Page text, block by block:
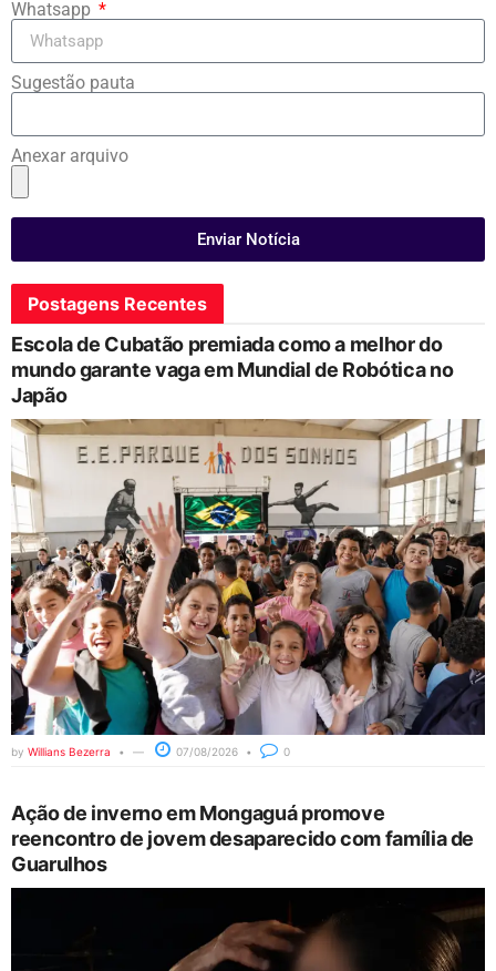
Whatsapp
Sugestão pauta
Anexar arquivo
Enviar Notícia
Postagens Recentes
Escola de Cubatão premiada como a melhor do
mundo garante vaga em Mundial de Robótica no
Japão
by Willians Bezerra 07/08/2026 0
Ação de inverno em Mongaguá promove
reencontro de jovem desaparecido com família de
Guarulhos